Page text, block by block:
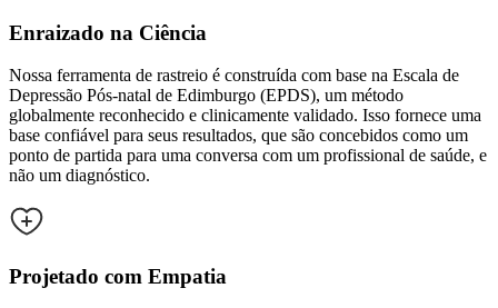
Enraizado na Ciência
Nossa ferramenta de rastreio é construída com base na Escala de
Depressão Pós-natal de Edimburgo (EPDS), um método
globalmente reconhecido e clinicamente validado. Isso fornece uma
base confiável para seus resultados, que são concebidos como um
ponto de partida para uma conversa com um profissional de saúde, e
não um diagnóstico.
Projetado com Empatia